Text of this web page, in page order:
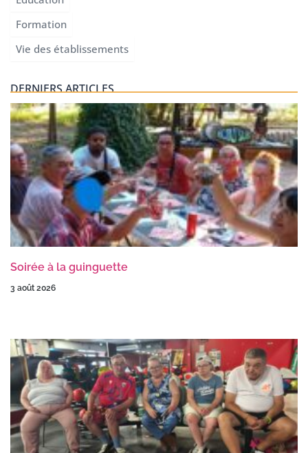
Formation
Vie des établissements
DERNIERS ARTICLES
Soirée à la guinguette
3 août 2026